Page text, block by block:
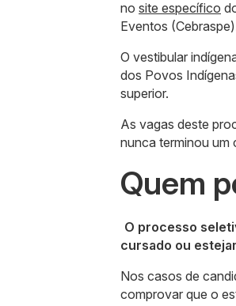
no site específico
Eventos
O vestibular
dos Povos
superior.
As vagas deste
nunca terminou um
Quem
O processo
cursado ou
Nos casos de
comprovar que o